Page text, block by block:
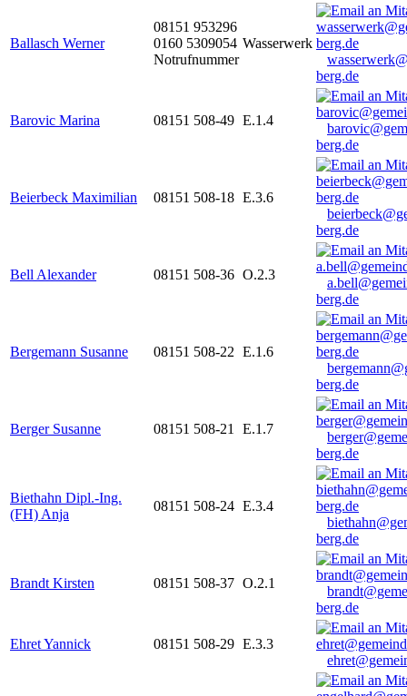
Ballasch Werner
08151 953296
0160 5309054
Notrufnummer
Wasserwerk
berg.de
Barovic Marina 08151 508-49 E.1.4
berg.de
Beierbeck Maximilian 08151 508-18 E.3.6
berg.de
Bell Alexander 08151 508-36 O.2.3
berg.de
Bergemann Susanne 08151 508-22 E.1.6
berg.de
Berger Susanne 08151 508-21 E.1.7
berg.de
Biethahn Dipl.-Ing.
(FH) Anja
08151 508-24 E.3.4
berg.de
Brandt Kirsten 08151 508-37 O.2.1
berg.de
Ehret Yannick 08151 508-29 E.3.3